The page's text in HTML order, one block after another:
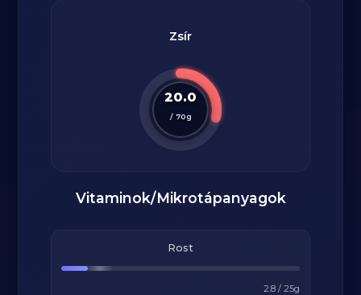
Zsír
20.0
/ 70g
Vitaminok/Mikrotápanyagok
Rost
2.8/ 25g